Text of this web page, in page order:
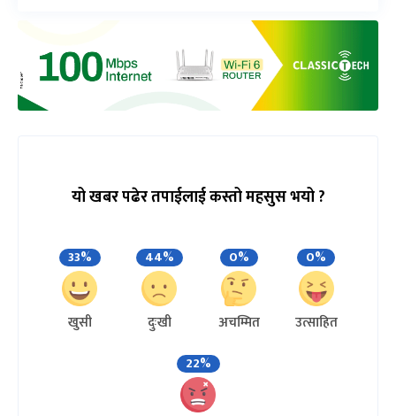
यो खबर पढेर तपाईलाई कस्तो महसुस भयो ?
33%
खुसी
44%
दुःखी
0%
अचम्मित
0%
उत्साहित
22%